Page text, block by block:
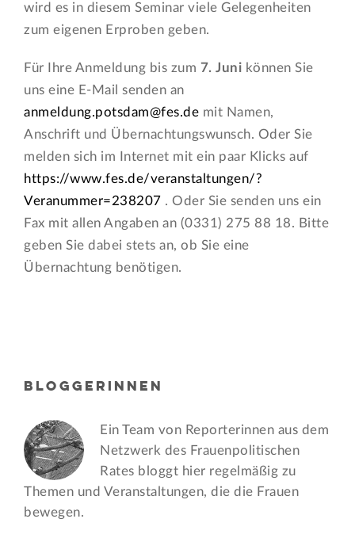
wird es in diesem Seminar viele Gelegenheiten
zum eigenen Erproben geben.
Für Ihre Anmeldung bis zum 7. Juni können Sie
uns eine E-Mail senden an
anmeldung.potsdam@fes.de mit Namen,
Anschrift und Übernachtungswunsch. Oder Sie
melden sich im Internet mit ein paar Klicks auf
https://www.fes.de/veranstaltungen/?
Veranummer=238207 . Oder Sie senden uns ein
Fax mit allen Angaben an (0331) 275 88 18. Bitte
geben Sie dabei stets an, ob Sie eine
Übernachtung benötigen.
BLOGGERINNEN
Ein Team von Reporterinnen aus dem
Netzwerk des Frauen­politischen
Rates bloggt hier regelmäßig zu
Themen und Veran­staltungen, die die Frauen
bewegen.